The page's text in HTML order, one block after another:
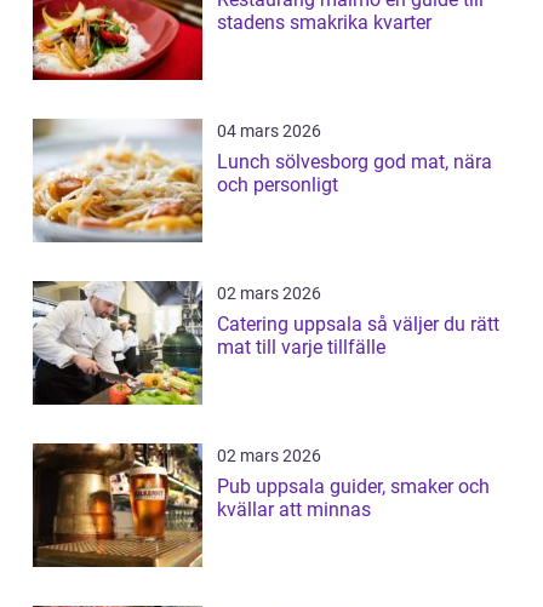
stadens smakrika kvarter
04 mars 2026
Lunch sölvesborg god mat, nära
och personligt
02 mars 2026
Catering uppsala så väljer du rätt
mat till varje tillfälle
02 mars 2026
Pub uppsala guider, smaker och
kvällar att minnas